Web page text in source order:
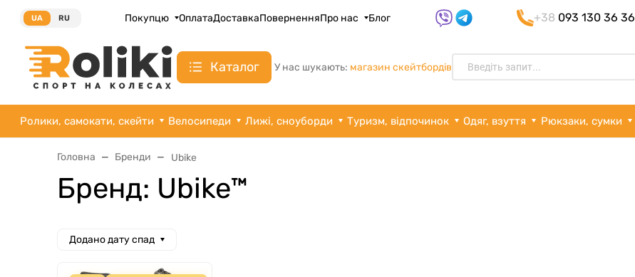
UA RU Покупцю ОплатаДоставкаПоверненняПро нас Блог +38 093 130 36 36
Каталог У нас шукають: магазин скейтбордів
Ролики, самокати, скейти Велосипеди Лижі, сноуборди Туризм, відпочинок Одяг, взуття Рюкзаки, сумки
Головна Бренди Ubike
Бренд: Ubike™
Додано дату спад